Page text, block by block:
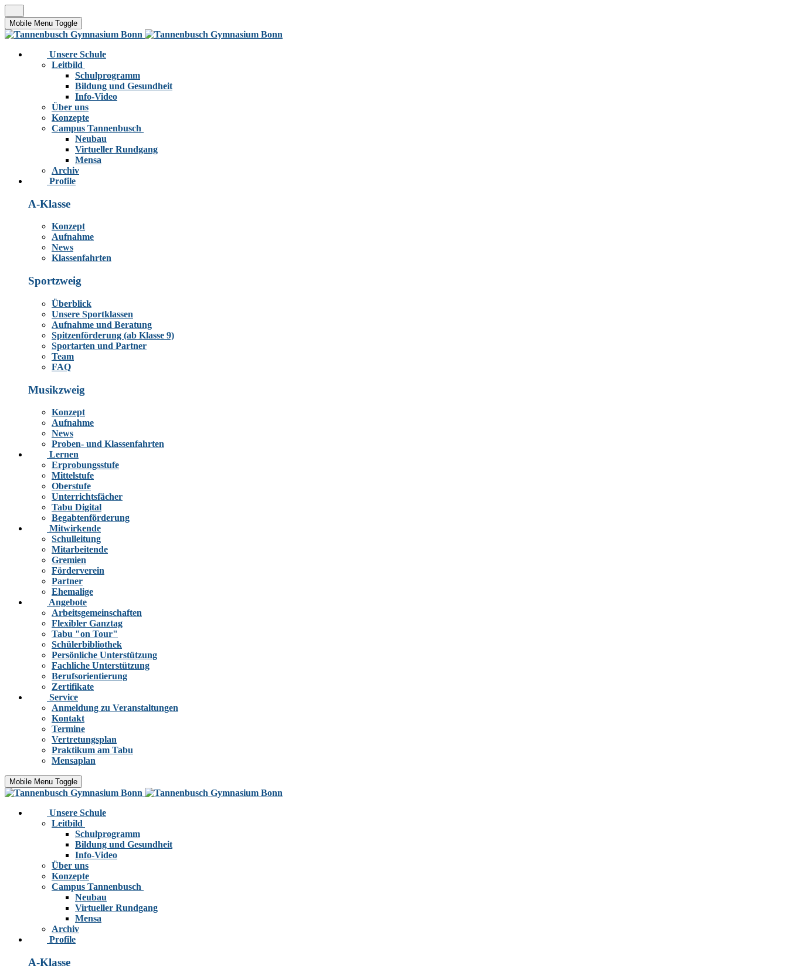
Mobile Menu Toggle
Unsere Schule
Leitbild
Schulprogramm
Bildung und Gesundheit
Info-Video
Über uns
Konzepte
Campus Tannenbusch
Neubau
Virtueller Rundgang
Mensa
Archiv
Profile
A-Klasse
Konzept
Aufnahme
News
Klassenfahrten
Sportzweig
Überblick
Unsere Sportklassen
Aufnahme und Beratung
Spitzenförderung (ab Klasse 9)
Sportarten und Partner
Team
FAQ
Musikzweig
Konzept
Aufnahme
News
Proben- und Klassenfahrten
Lernen
Erprobungsstufe
Mittelstufe
Oberstufe
Unterrichtsfächer
Tabu Digital
Begabtenförderung
Mitwirkende
Schulleitung
Mitarbeitende
Gremien
Förderverein
Partner
Ehemalige
Angebote
Arbeitsgemeinschaften
Flexibler Ganztag
Tabu "on Tour"
Schülerbibliothek
Persönliche Unterstützung
Fachliche Unterstützung
Berufsorientierung
Zertifikate
Service
Anmeldung zu Veranstaltungen
Kontakt
Termine
Vertretungsplan
Praktikum am Tabu
Mensaplan
Mobile Menu Toggle
Unsere Schule
Leitbild
Schulprogramm
Bildung und Gesundheit
Info-Video
Über uns
Konzepte
Campus Tannenbusch
Neubau
Virtueller Rundgang
Mensa
Archiv
Profile
A-Klasse